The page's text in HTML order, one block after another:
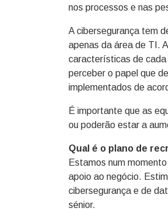
nos processos e nas
A cibersegurança tem
apenas da área de TI.
características de cada
perceber o papel que
implementados de
É importante que as
ou poderão estar a
Qual é o plano de
Estamos num
apoio ao negócio.
cibersegurança e de
sénior.